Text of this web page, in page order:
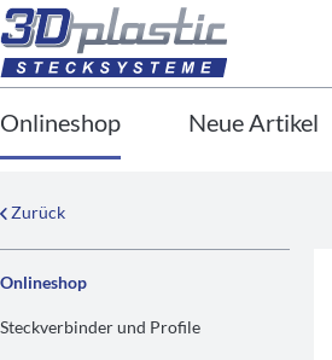
Onlineshop Neue Artikel
Zurück
Onlineshop
Steckverbinder und Profile